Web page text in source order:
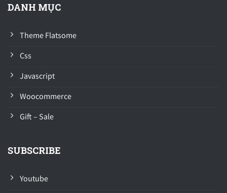
DANH MỤC
Theme Flatsome
Css
Javascript
Woocommerce
Gift – Sale
SUBSCRIBE
Youtube